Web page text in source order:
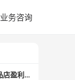
业务咨询
女性经济怎样改变甜品店盈利模式？